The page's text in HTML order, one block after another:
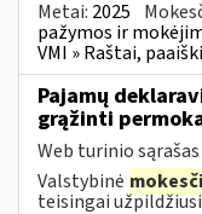
Metai: 2025
pažymos ir
VMI » Raštai,
Pajamų
grąžinti
Web turinio sąrašas
Valstybinė
teisingai